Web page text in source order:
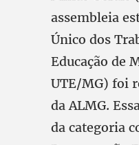
assembleia
Único dos
Educação de
UTE/MG) foi
da ALMG.
da categoria